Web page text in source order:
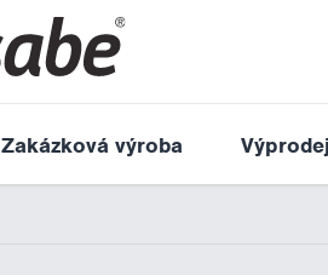
Zakázková výroba Výprodej